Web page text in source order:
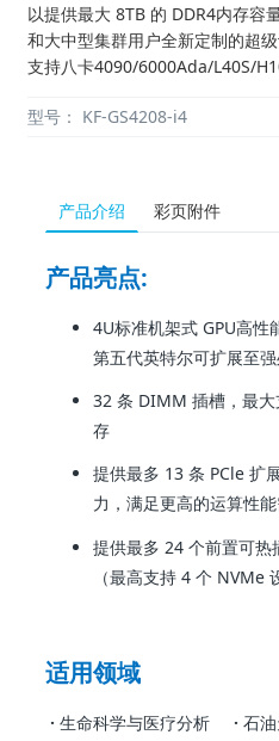
以提供最大 8TB 的 DDR4内存容
和大中型集群用户全新定制的超
支持八卡4090/6000Ada/L40S/
型号： KF-GS4208-i4
产品介绍 彩页附件
产品亮点:
4U标准机架式 GPU高性
第五代英特尔可扩展至
32 条 DIMM 插槽，最大
存
提供最多 13 条 PCle 扩
力，满足更高的运算性
提供最多 24 个前置可
（最高支持 4 个 NVMe
适用领域
· 生命科学与医疗分析 · 石